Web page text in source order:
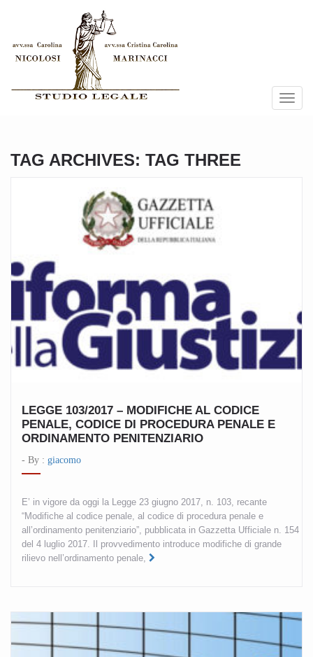
Toggle
TAG ARCHIVES: TAG THREE
LEGGE 103/2017 – MODIFICHE AL CODICE
PENALE, CODICE DI PROCEDURA PENALE E
ORDINAMENTO PENITENZIARIO
- By : giacomo
E’ in vigore da oggi la Legge 23 giugno 2017, n. 103, recante
“Modifiche al codice penale, al codice di procedura penale e
all’ordinamento penitenziario”, pubblicata in Gazzetta Ufficiale n. 154
del 4 luglio 2017. Il provvedimento introduce modifiche di grande
rilievo nell’ordinamento penale,